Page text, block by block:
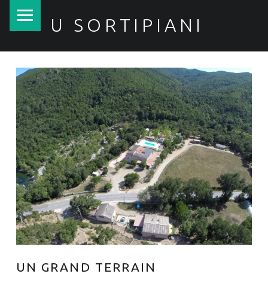
U SORTIPIANI
UN GRAND TERRAIN